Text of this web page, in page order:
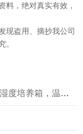
料，绝对真实有效，
现盗用、摘抄我公司
。
箱，温湿度培养箱